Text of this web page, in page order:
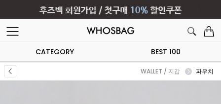
CATEGORY BEST 100
WALLET / 지갑 파우치